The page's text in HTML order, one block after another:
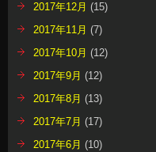
2017年12月 (15)
2017年11月 (7)
2017年10月 (12)
2017年9月 (12)
2017年8月 (13)
2017年7月 (17)
2017年6月 (10)